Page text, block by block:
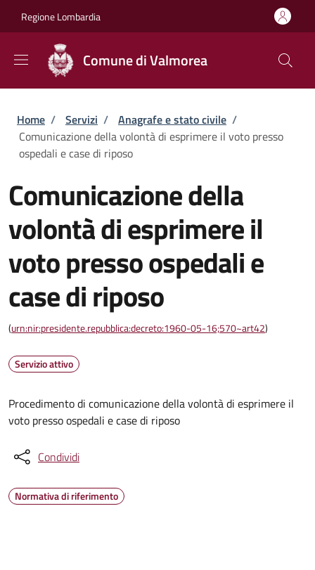
Regione Lombardia
Comune di Valmorea
Briciole di pane
Home / Servizi / Anagrafe e stato civile /
Comunicazione della volontà di esprimere il voto presso
ospedali e case di riposo
Comunicazione della
volontà di esprimere il
voto presso ospedali e
case di riposo
(urn:nir:presidente.repubblica:decreto:1960-05-16;570~art42)
Servizio attivo
Procedimento di comunicazione della volontà di esprimere il
voto presso ospedali e case di riposo
Condividi
Normativa di riferimento